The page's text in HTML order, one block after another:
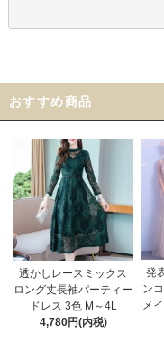
おすすめ商品
透かしレースミックス
ロング丈長袖パーティー
ドレス 3色 M～4L
4,780円(内税)
発
ン
メ